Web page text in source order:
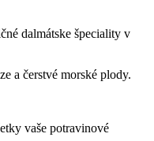
dalmátske špeciality v
a čerstvé morské plody.
vaše potravinové